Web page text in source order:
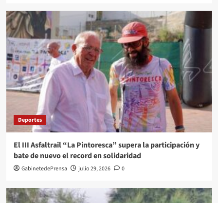
Deportes
El III Asfaltrail “La Pintoresca” supera la participación y
bate de nuevo el record en solidaridad
GabinetedePrensa julio 29, 2026 0